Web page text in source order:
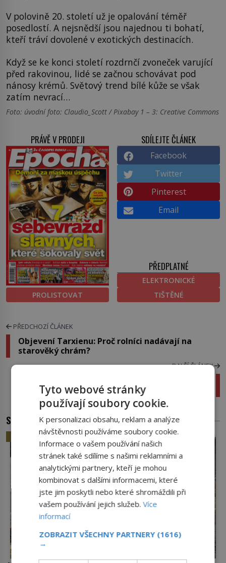
V polovině 20. století už je opalování téměř
posedlostí. A nejsnědší jsou najednou ti bohatí,
kteří tráví dovolené v exotických destinacích.
Když se ke konci století rozdrnčí zvoneček varující
před rakovinou, lidé se začnou schovávat pod
nánosy krémů. Světový trend bílé kůže se však
zatím nevrací…
Foto: úvodní foto: Claudio_Scott / Pixabay 1 – 3: Creative Commons
PRÁVĚ V PRODEJI
PROLISTOVAT
SDÍLEJTE ČLÁNEK
Facebook
Twitter
Pinterest
Email
PŘEDPLATNÉ
ELEKTRONICKÉ
TIŠTĚNÉ
PŘEDCHOZÍ ČLÁNEK
Objevení Tarxienu: Proč rolníci nadávají na
starověký chrám?
DALŠÍ ČLÁNEK
SOUVISEJÍCÍ ČLÁNKY
HISTORIE
Tyto webové stránky
používají soubory cookie.
K personalizaci obsahu, reklam a analýze
návštěvnosti používáme soubory cookie.
Informace o vašem používání našich
stránek také sdílíme s našimi reklamními a
analytickými partnery, kteří je mohou
kombinovat s dalšími informacemi, které
jste jim poskytli nebo které shromáždili při
vašem používání jejich služeb.Více
informací
ZOBRAZIT VŠECHNY PARTNERY (1616)
→